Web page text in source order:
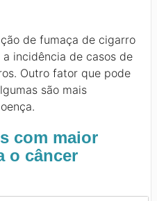
de fumaça de cigarro
incidência de casos de
Outro fator que pode
são mais
com maior
o câncer